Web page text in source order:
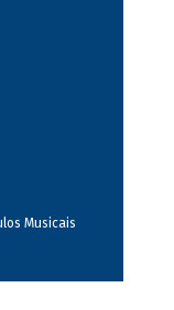
Musicais